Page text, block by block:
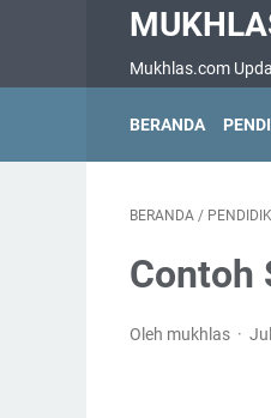
Mukhlas.com
BERANDA
BERANDA /
Contoh
Oleh mukhlas